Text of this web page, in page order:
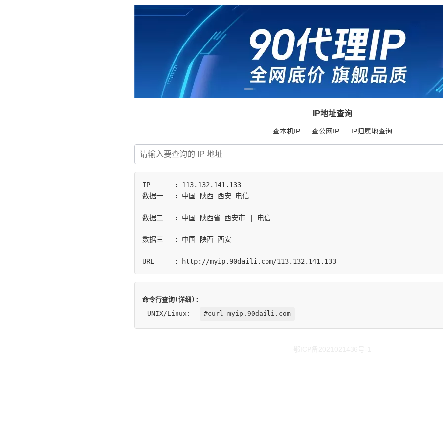
IP地址查询
查本机IP 查公网IP IP归属地查询
IP	: 113.132.141.133
数据一	: 中国 陕西 西安 电信
数据二	: 中国 陕西省 西安市 | 电信
数据三	: 中国 陕西 西安
命令行查询(详细):
UNIX/Linux:
#curl myip.90daili.com